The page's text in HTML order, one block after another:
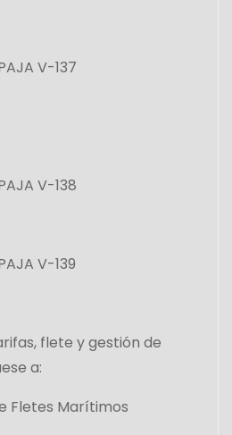
V-137
V-138
V-139
flete y gestión de
a:
Fletes Marítimos